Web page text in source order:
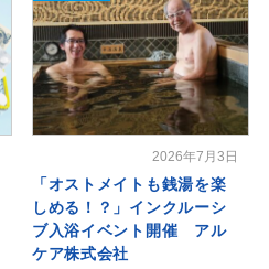
2026年7月3日
「オストメイトも銭湯を楽
しめる！？」インクルーシ
ブ入浴イベント開催 アル
ケア株式会社